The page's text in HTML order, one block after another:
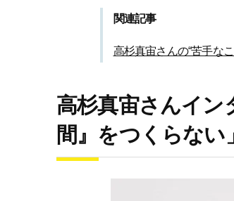
関連記事
高杉真宙さんの“苦手な
高杉真宙さんイン
間』をつくらない